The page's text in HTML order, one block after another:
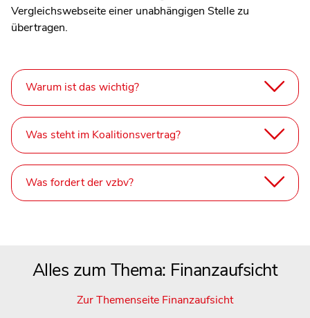
Vergleichswebseite einer unabhängigen Stelle zu
übertragen.
Warum ist das wichtig?
Was steht im Koalitionsvertrag?
Was fordert der vzbv?
Alles zum Thema: Finanzaufsicht
Zur Themenseite Finanzaufsicht